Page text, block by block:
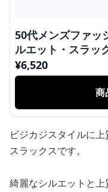
50代メンズファッ
ルエット・スラッ
¥6,520
商
ビジカジスタイルに
スラックスです。
綺麗なシルエットと